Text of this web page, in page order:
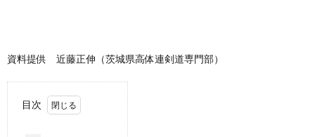
資料提供 近藤正伸（茨城県高体連剣道専門部）
目次